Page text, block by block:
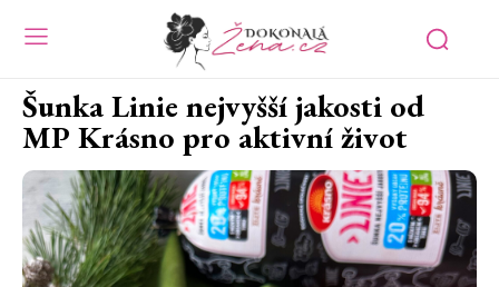
Šunka Linie nejvyšší jakosti od
MP Krásno pro aktivní život